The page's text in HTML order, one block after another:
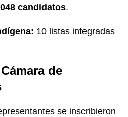
candidatos.
10 listas integradas
de
se inscribieron